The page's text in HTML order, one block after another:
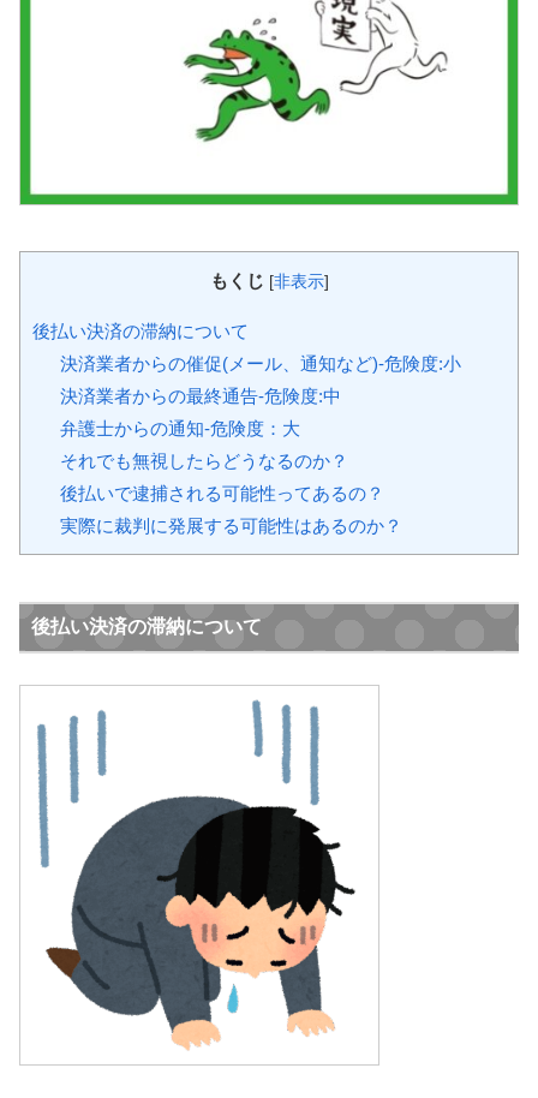
もくじ [非表示]
後払い決済の滞納について
決済業者からの催促(メール、通知など)-危険度:小
決済業者からの最終通告-危険度:中
弁護士からの通知-危険度：大
それでも無視したらどうなるのか？
後払いで逮捕される可能性ってあるの？
実際に裁判に発展する可能性はあるのか？
後払い決済の滞納について